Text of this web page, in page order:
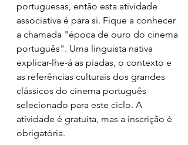
portuguesas, então esta atividade
associativa é para si. Fique a conhecer
a chamada "época de ouro do cinema
português". Uma linguista nativa
explicar-lhe-á as piadas, o contexto e
as referências culturais dos grandes
clássicos do cinema português
selecionado para este ciclo. A
atividade é gratuita, mas a inscrição é
obrigatória.